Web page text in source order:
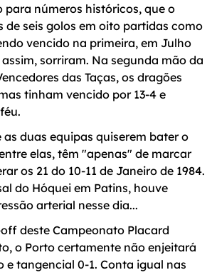
para números históricos, que o
de seis golos em oito partidas como
vencido na primeira, em Julho
assim, sorriram. Na segunda mão da
das Taças, os dragões
tinham vencido por 13-4 e
as duas equipas quiserem bater o
elas, têm "apenas" de marcar
os 21 do 10-11 de Janeiro de 1984.
do Hóquei em Patins, houve
arterial nesse dia...
deste Campeonato Placard
o Porto certamente não enjeitará
e tangencial 0-1. Conta igual nas